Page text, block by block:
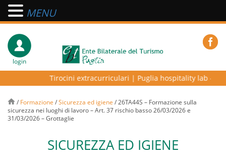
login
Tirocini extracurriculari| Puglia hospitality lab –
/ Formazione /Sicurezza ed igiene /26TA44S – Formazione sulla
sicurezza nei luoghi di lavoro – Art. 37 rischio basso 26/03/2026 e
31/03/2026 – Grottaglie
SICUREZZA ED IGIENE
MENU